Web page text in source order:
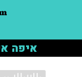
איפה